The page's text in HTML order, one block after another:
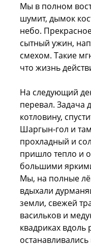
Мы в полном
шумит, дымок
небо.
сытный ужин,
смехом. Такие
что жизнь
На следующий
перевал. Задача
котловину,
Шаргын-гол и
прохладный и
пришло тепло и
большими
Мы, на полные
вдыхали
земли, свежей
васильков и
квадриках вдоль